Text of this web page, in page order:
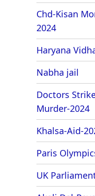
Chd-Kisan
2024
Haryana
Nabha jail
Doctors
Murder-2024
Khalsa-Aid-
Paris
UK